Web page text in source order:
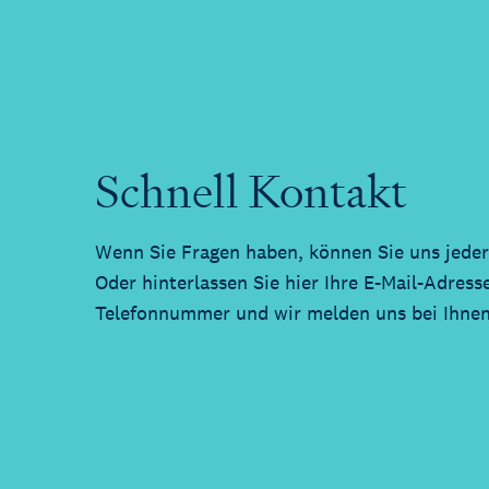
Schnell Kontakt
Wenn Sie Fragen haben, können Sie uns
Oder hinterlassen Sie hier Ihre E-Mail-
Telefonnummer und wir melden uns bei